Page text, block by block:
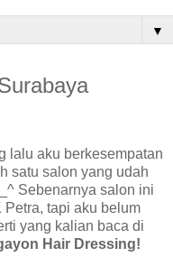
▼
lalu aku berkesempatan
satu salon yang udah
Sebenarnya salon ini
tapi aku belum
yang kalian baca di
Hair Dressing!